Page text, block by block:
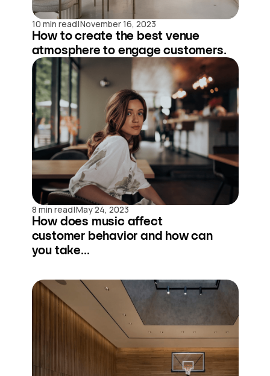
10 min read|November 16, 2023
How to create the best venue
atmosphere to engage customers.
8 min read|May 24, 2023
How does music affect
customer behavior and how can
you take...